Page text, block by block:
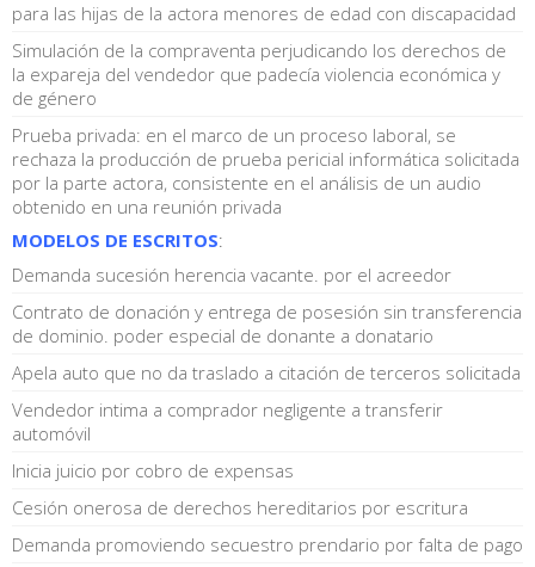
para las hijas de la actora menores de edad con discapacidad
Simulación de la compraventa perjudicando los derechos de
la expareja del vendedor que padecía violencia económica y
de género
Prueba privada: en el marco de un proceso laboral, se
rechaza la producción de prueba pericial informática solicitada
por la parte actora, consistente en el análisis de un audio
obtenido en una reunión privada
MODELOS DE ESCRITOS:
Demanda sucesión herencia vacante. por el acreedor
Contrato de donación y entrega de posesión sin transferencia
de dominio. poder especial de donante a donatario
Apela auto que no da traslado a citación de terceros solicitada
Vendedor intima a comprador negligente a transferir
automóvil
Inicia juicio por cobro de expensas
Cesión onerosa de derechos hereditarios por escritura
Demanda promoviendo secuestro prendario por falta de pago